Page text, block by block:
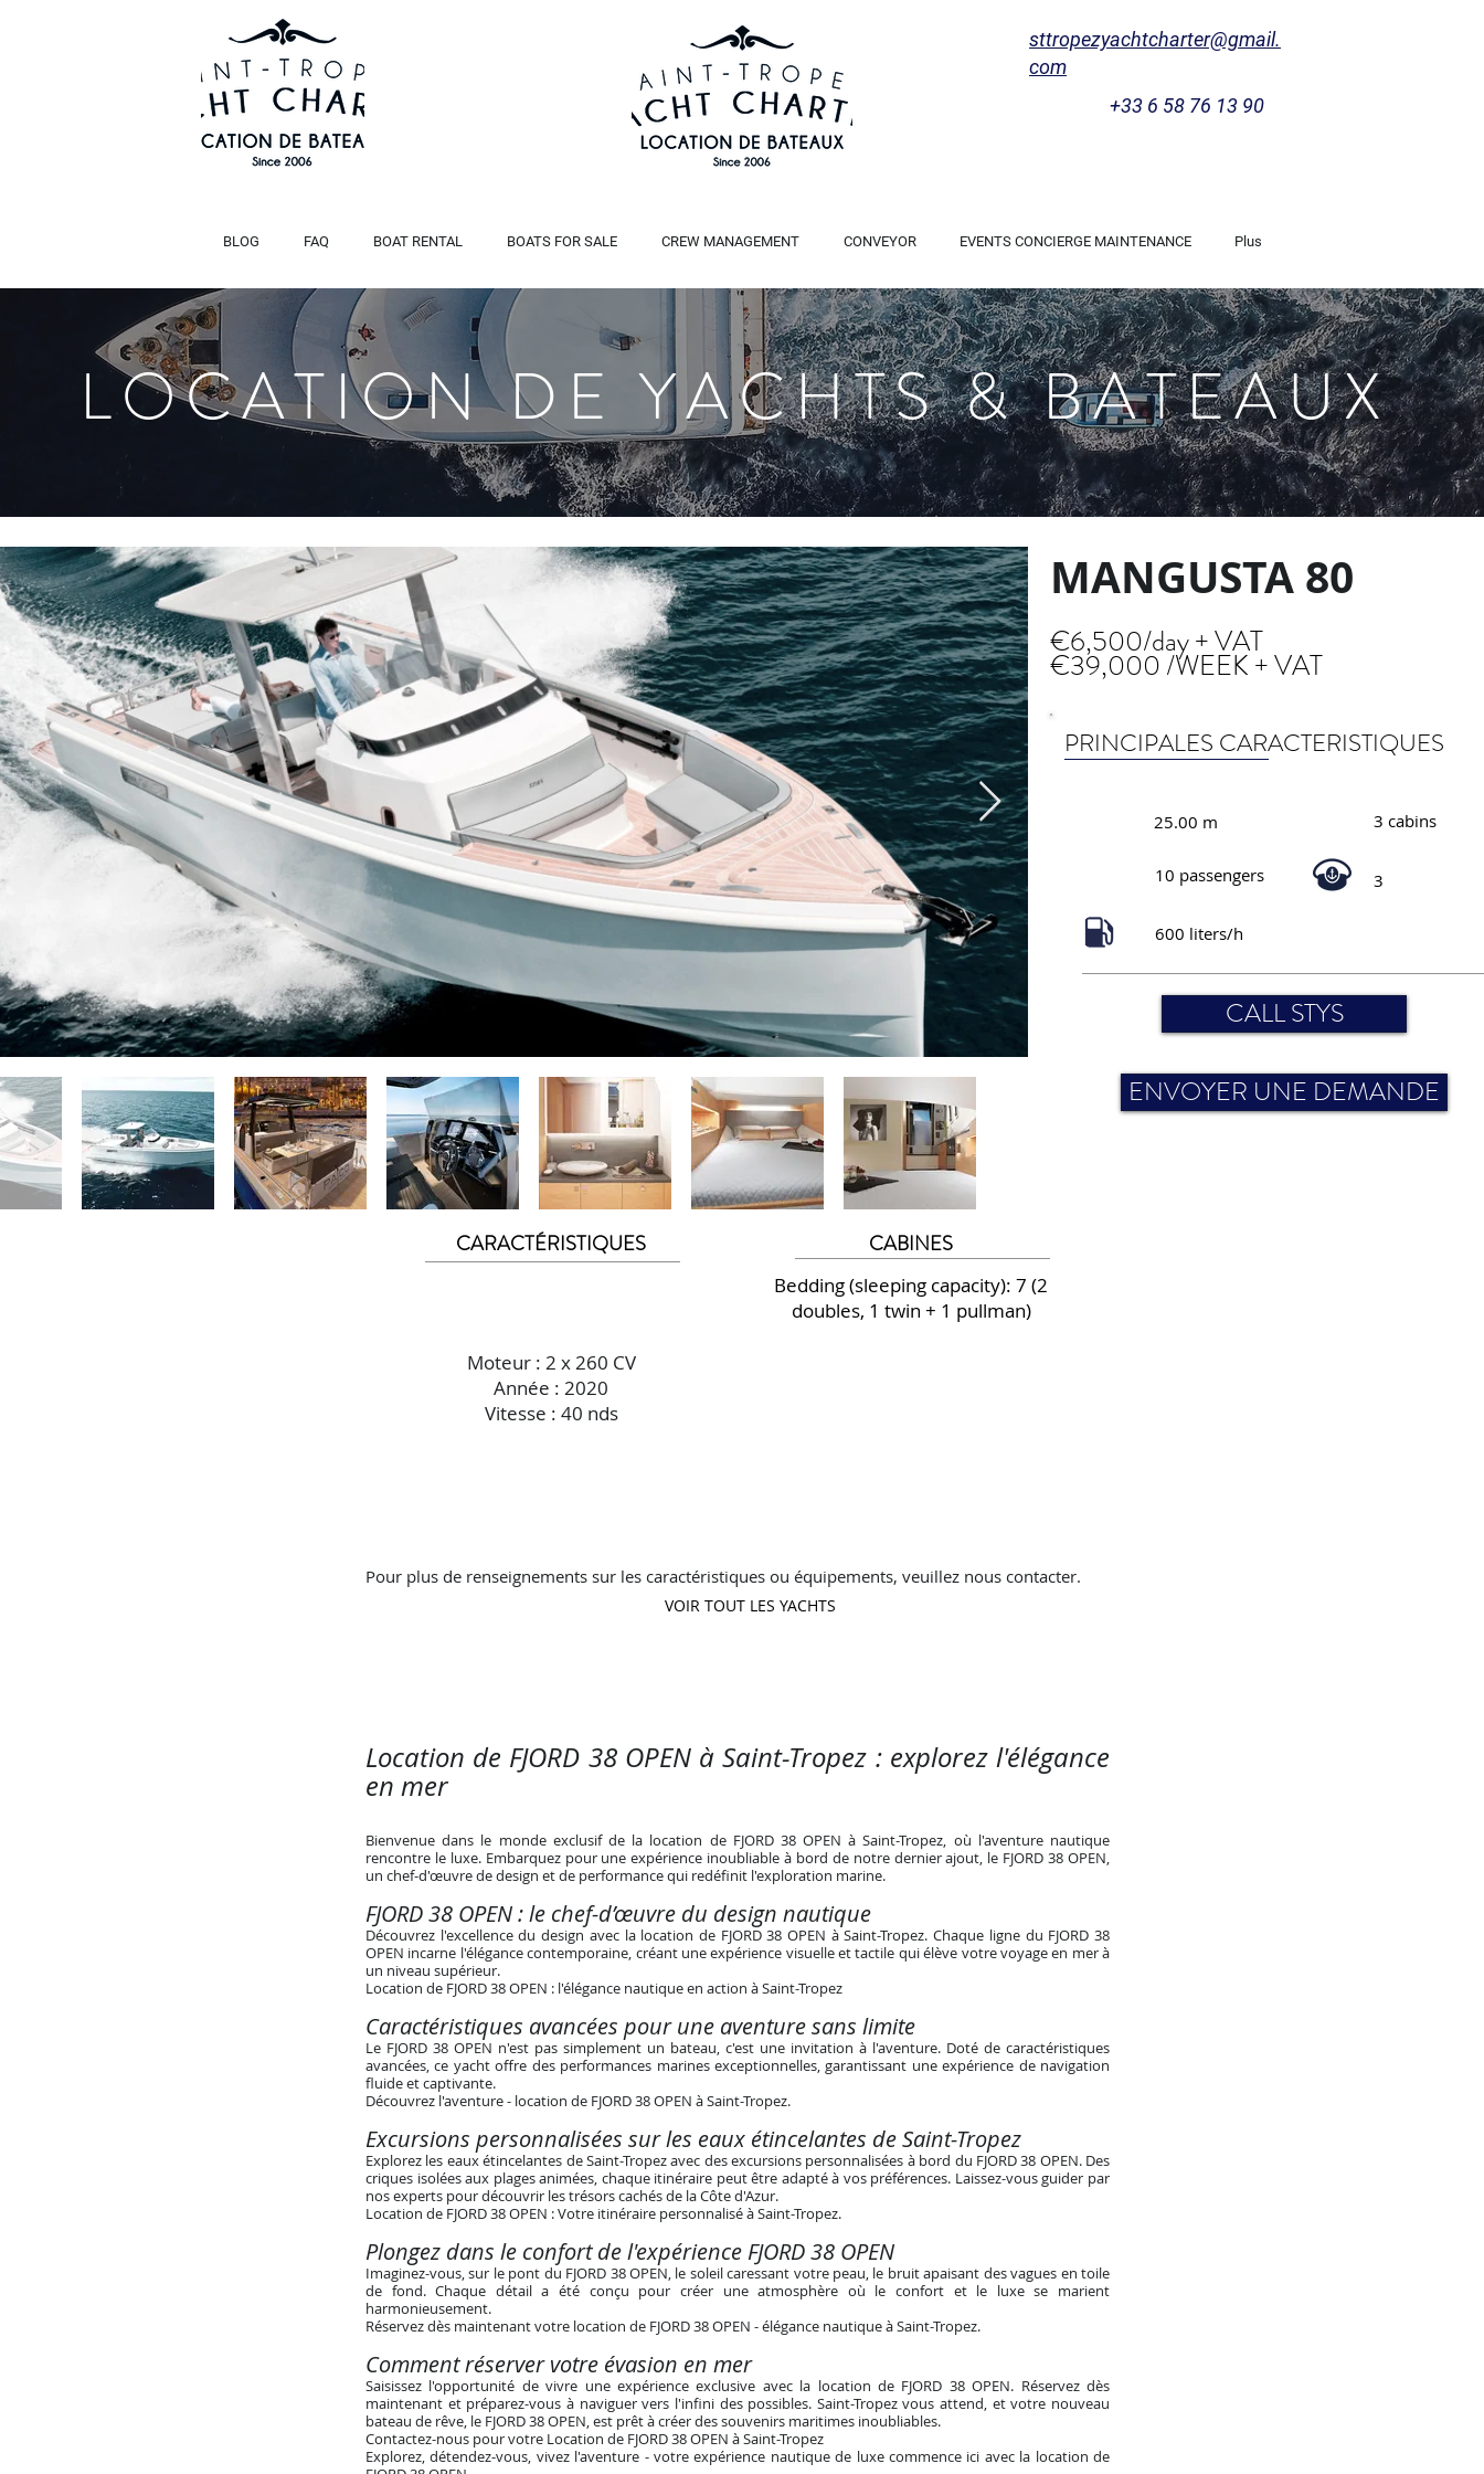
sttropezyachtcharter@gmail.
com
+33 6 58 76 13 90
BLOG FAQ BOAT RENTAL BOATS FOR SALE CREW MANAGEMENT CONVEYOR EVENTS CONCIERGE MAINTENANCE Plus
CARACTÉRISTIQUES CABINES
Bedding (sleeping capacity): 7 (2
doubles, 1 twin + 1 pullman)
Moteur : 2 x 260 CV
Année : 2020
Vitesse : 40 nds
€6,500/day + VAT
€39,000 /WEEK + VAT
PRINCIPALES CARACTERISTIQUES
25.00 m 3 cabins
10 passengers 3
600 liters/h
CALL STYS
ENVOYER UNE DEMANDE
MANGUSTA 80
LOCATION DE YACHTS & BATEAUX
Pour plus de renseignements sur les caractéristiques ou équipements, veuillez nous contacter.
VOIR TOUT LES YACHTS
Location de FJORD 38 OPEN à Saint-Tropez : explorez l'élégance
en mer
Bienvenue dans le monde exclusif de la location de FJORD 38 OPEN à Saint-Tropez, où l'aventure nautique
rencontre le luxe. Embarquez pour une expérience inoubliable à bord de notre dernier ajout, le FJORD 38 OPEN,
un chef-d'œuvre de design et de performance qui redéfinit l'exploration marine.
FJORD 38 OPEN : le chef-d’œuvre du design nautique
Découvrez l'excellence du design avec la location de FJORD 38 OPEN à Saint-Tropez. Chaque ligne du FJORD 38
OPEN incarne l'élégance contemporaine, créant une expérience visuelle et tactile qui élève votre voyage en mer à
un niveau supérieur.
Location de FJORD 38 OPEN : l'élégance nautique en action à Saint-Tropez
Caractéristiques avancées pour une aventure sans limite
Le FJORD 38 OPEN n'est pas simplement un bateau, c'est une invitation à l'aventure. Doté de caractéristiques
avancées, ce yacht offre des performances marines exceptionnelles, garantissant une expérience de navigation
fluide et captivante.
Découvrez l'aventure - location de FJORD 38 OPEN à Saint-Tropez.
Excursions personnalisées sur les eaux étincelantes de Saint-Tropez
Explorez les eaux étincelantes de Saint-Tropez avec des excursions personnalisées à bord du FJORD 38 OPEN. Des
criques isolées aux plages animées, chaque itinéraire peut être adapté à vos préférences. Laissez-vous guider par
nos experts pour découvrir les trésors cachés de la Côte d'Azur.
Location de FJORD 38 OPEN : Votre itinéraire personnalisé à Saint-Tropez.
Plongez dans le confort de l'expérience FJORD 38 OPEN
Imaginez-vous, sur le pont du FJORD 38 OPEN, le soleil caressant votre peau, le bruit apaisant des vagues en toile
de fond. Chaque détail a été conçu pour créer une atmosphère où le confort et le luxe se marient
harmonieusement.
Réservez dès maintenant votre location de FJORD 38 OPEN - élégance nautique à Saint-Tropez.
Comment réserver votre évasion en mer
Saisissez l'opportunité de vivre une expérience exclusive avec la location de FJORD 38 OPEN. Réservez dès
maintenant et préparez-vous à naviguer vers l'infini des possibles. Saint-Tropez vous attend, et votre nouveau
bateau de rêve, le FJORD 38 OPEN, est prêt à créer des souvenirs maritimes inoubliables.
Contactez-nous pour votre Location de FJORD 38 OPEN à Saint-Tropez
Explorez, détendez-vous, vivez l'aventure - votre expérience nautique de luxe commence ici avec la location de